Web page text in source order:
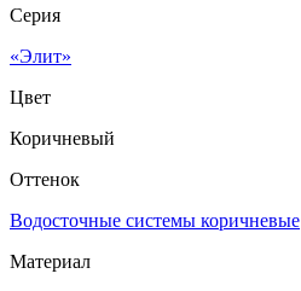
Серия
«Элит»
Цвет
Коричневый
Оттенок
Водосточные системы коричневые
Материал